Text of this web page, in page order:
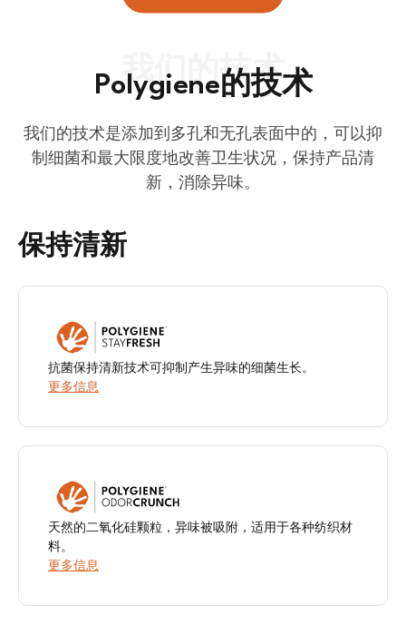
Polygiene的技术
我们的技术是添加到多孔和无孔表面中的，可以抑
制细菌和最大限度地改善卫生状况，保持产品清
新，消除异味。
保持清新
抗菌保持清新技术可抑制产生异味的细菌生长。
更多信息
天然的二氧化硅颗粒，异味被吸附，适用于各种纺织材
料。
更多信息